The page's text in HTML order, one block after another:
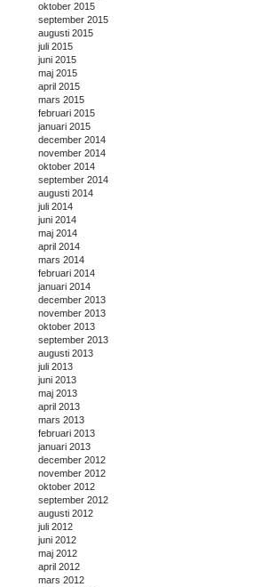
oktober 2015
september 2015
augusti 2015
juli 2015
juni 2015
maj 2015
april 2015
mars 2015
februari 2015
januari 2015
december 2014
november 2014
oktober 2014
september 2014
augusti 2014
juli 2014
juni 2014
maj 2014
april 2014
mars 2014
februari 2014
januari 2014
december 2013
november 2013
oktober 2013
september 2013
augusti 2013
juli 2013
juni 2013
maj 2013
april 2013
mars 2013
februari 2013
januari 2013
december 2012
november 2012
oktober 2012
september 2012
augusti 2012
juli 2012
juni 2012
maj 2012
april 2012
mars 2012